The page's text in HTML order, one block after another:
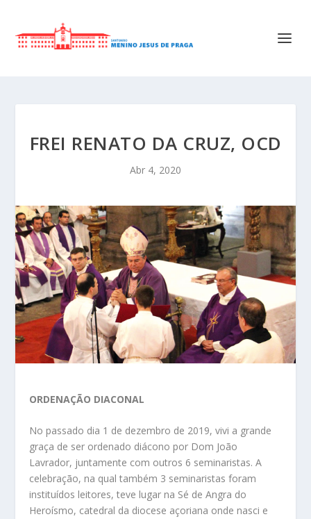
FREI RENATO DA CRUZ, OCD
Abr 4, 2020
ORDENAÇÃO DIACONAL
No passado dia 1 de dezembro de 2019, vivi a grande
graça de ser ordenado diácono por Dom João
Lavrador, juntamente com outros 6 seminaristas. A
celebração, na qual também 3 seminaristas foram
instituídos leitores, teve lugar na Sé de Angra do
Heroísmo, catedral da diocese açoriana onde nasci e